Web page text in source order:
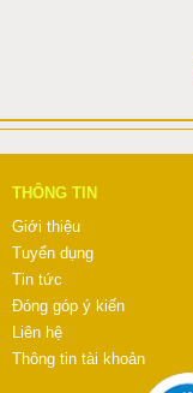
THÔNG TIN
Giới thiệu
Tuyển dụng
Tin tức
Đóng góp ý kiến
Liên hệ
Thông tin tài khoản